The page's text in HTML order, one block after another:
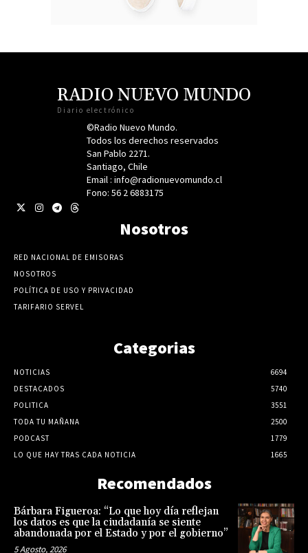
RADIO NUEVO MUNDO
Diario electrónico
©Radio Nuevo Mundo.
Todos los derechos reservados
San Pablo 2271.
Santiago, Chile
Email : info@radionuevomundo.cl
Fono: 56 2 6883175
Nosotros
RED NACIONAL DE EMISORAS
NOSOTROS
POLÍTICA DE USO Y PRIVACIDAD
TARIFARIO SERVEL
Categorias
NOTICIAS
6694
DESTACADOS
5740
POLITICA
3551
TODA TU MAÑANA
2500
PODCAST
1779
LO QUE HAY TRAS CADA NOTICIA
1665
Recomendados
Bárbara Figueroa: “Lo que hoy día reflejan
los datos es que la ciudadanía se siente
abandonada por el Estado y por el gobierno”
5 Agosto, 2026